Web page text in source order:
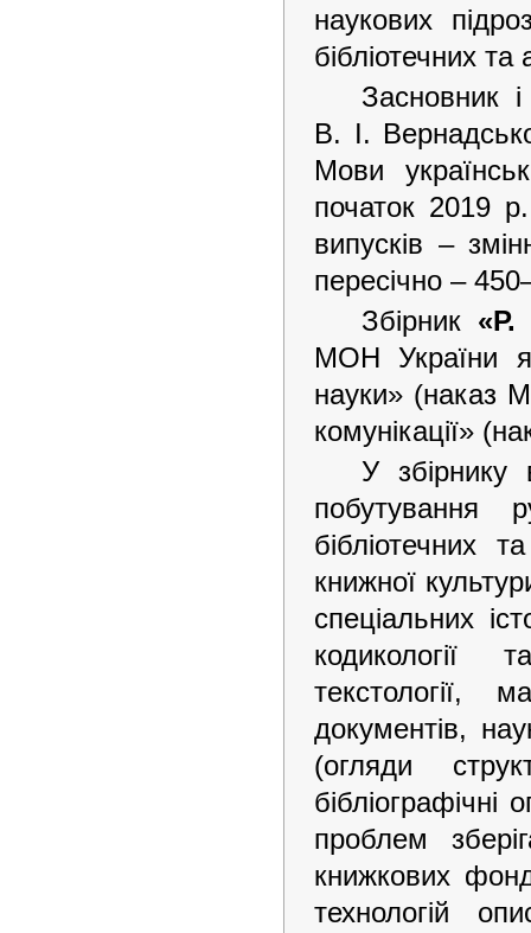
наукових
бібліотечних та
Засновник
В. І.
Мови
початок 2019
випусків –
пересічно –
Збірник «Р.
МОН України
науки» (наказ
комунікації»
У збірнику
побутування
бібліотечних
книжної
спеціальних
кодикології
текстології,
документів,
(огляди
бібліографічні
проблем
книжкових
технологій